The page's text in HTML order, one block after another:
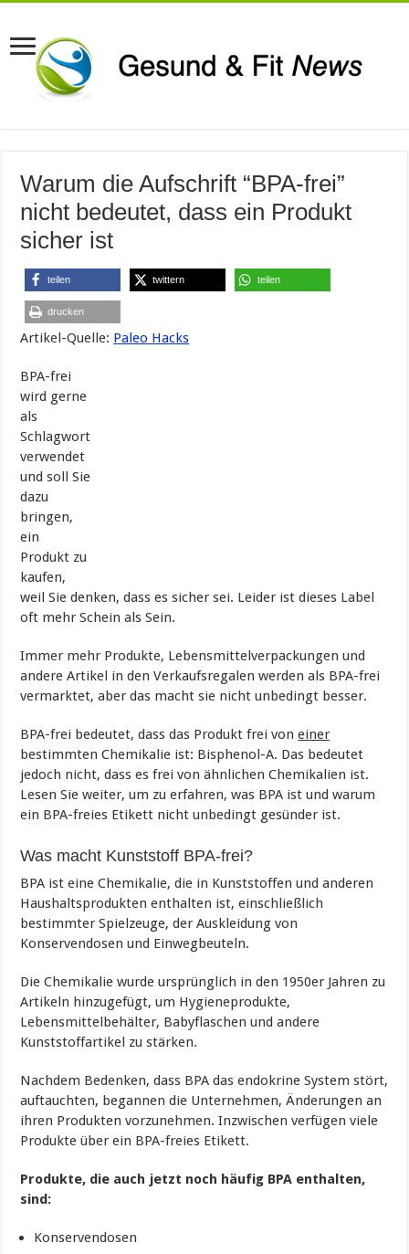
Warum die Aufschrift “BPA-frei”
nicht bedeutet, dass ein Produkt
sicher ist
teilen twittern teilen
drucken
Artikel-Quelle: Paleo Hacks
BPA-frei
wird gerne
als
Schlagwort
verwendet
und soll Sie
dazu
bringen,
ein
Produkt zu
kaufen,
weil Sie denken, dass es sicher sei. Leider ist dieses Label
oft mehr Schein als Sein.
Immer mehr Produkte, Lebensmittelverpackungen und
andere Artikel in den Verkaufsregalen werden als BPA-frei
vermarktet, aber das macht sie nicht unbedingt besser.
BPA-frei bedeutet, dass das Produkt frei voneiner
bestimmten Chemikalie ist: Bisphenol-A. Das bedeutet
jedoch nicht, dass es frei von ähnlichen Chemikalien ist.
Lesen Sie weiter, um zu erfahren, was BPA ist und warum
ein BPA-freies Etikett nicht unbedingt gesünder ist.
Was macht Kunststoff BPA-frei?
BPA ist eine Chemikalie, die in Kunststoffen und anderen
Haushaltsprodukten enthalten ist, einschließlich
bestimmter Spielzeuge, der Auskleidung von
Konservendosen und Einwegbeuteln.
Die Chemikalie wurde ursprünglich in den 1950er Jahren zu
Artikeln hinzugefügt, um Hygieneprodukte,
Lebensmittelbehälter, Babyflaschen und andere
Kunststoffartikel zu stärken.
Nachdem Bedenken, dass BPA das endokrine System stört,
auftauchten, begannen die Unternehmen, Änderungen an
ihren Produkten vorzunehmen. Inzwischen verfügen viele
Produkte über ein BPA-freies Etikett.
Produkte, die auch jetzt noch häufig BPA enthalten,
sind:
Konservendosen